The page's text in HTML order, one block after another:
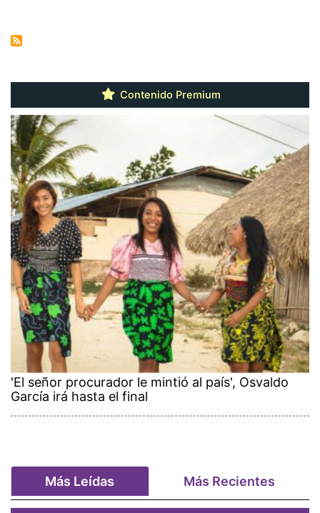
Contenido Premium
'El señor procurador le mintió al país', Osvaldo
García irá hasta el final
Más Leídas Más Recientes